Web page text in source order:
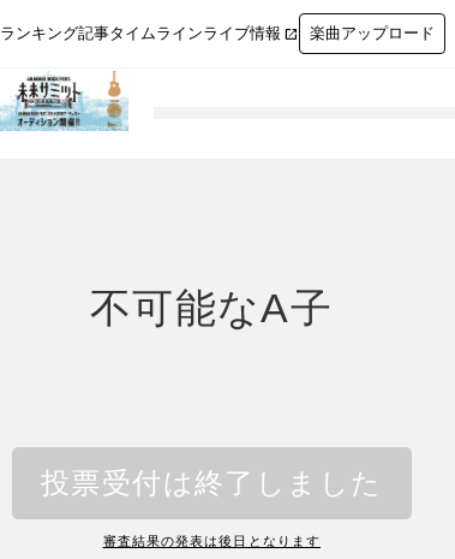
ランキング記事タイムラインライブ情報  楽曲アップロード
不可能なA子
投票受付は終了しました
審査結果の発表は後日となります